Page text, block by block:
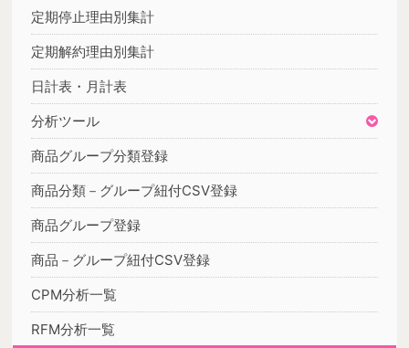
定期停止理由別集計
定期解約理由別集計
日計表・月計表
分析ツール
商品グループ分類登録
商品分類－グループ紐付CSV登録
商品グループ登録
商品－グループ紐付CSV登録
CPM分析一覧
RFM分析一覧